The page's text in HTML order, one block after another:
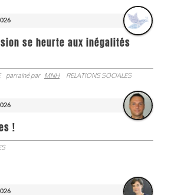
se heurte aux inégalités
parrainé par MNH RELATIONS SOCIALES
!